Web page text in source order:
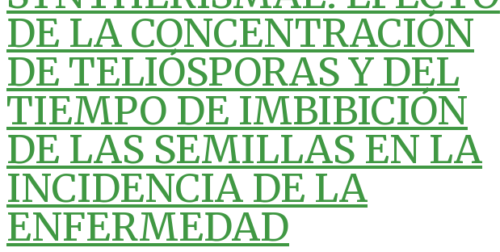
DE LA CONCENTRACIÓN
DE TELIÓSPORAS Y DEL
TIEMPO DE IMBIBICIÓN
DE LAS SEMILLAS EN LA
INCIDENCIA DE LA
ENFERMEDAD